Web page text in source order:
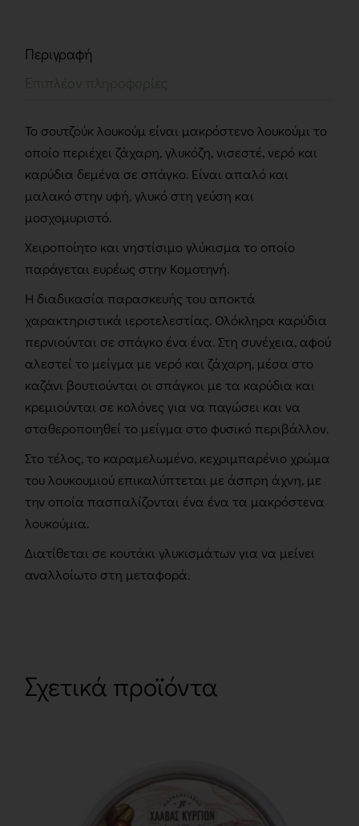
Περιγραφή
Το σουτζούκ λουκούμ είναι μακρόστενο λουκούμι το
οποίο περιέχει ζάχαρη, γλυκόζη, νισεστέ, νερό και
καρύδια δεμένα σε σπάγκο. Είναι απαλό και
μαλακό στην υφή, γλυκό στη γεύση και
μοσχομυριστό.
Χειροποίητο και νηστίσιμο γλύκισμα το οποίο
παράγεται ευρέως στην Κομοτηνή.
H διαδικασία παρασκευής του αποκτά
χαρακτηριστικά ιεροτελεστίας. Ολόκληρα καρύδια
περνιούνται σε σπάγκο ένα ένα. Στη συνέχεια, αφού
αλεστεί το μείγμα με νερό και ζάχαρη, μέσα στο
καζάνι βουτιούνται οι σπάγκοι με τα καρύδια και
κρεμιούνται σε κολόνες για να παγώσει και να
σταθεροποιηθεί το μείγμα στο φυσικό περιβάλλον.
Στο τέλος, το καραμελωμένο, κεχριμπαρένιο χρώμα
του λουκουμιού επικαλύπτεται με άσπρη άχνη, με
την οποία πασπαλίζονται ένα ένα τα μακρόστενα
λουκούμια.
Διατίθεται σε κουτάκι γλυκισμάτων για να μείνει
αναλλοίωτο στη μεταφορά.
Σχετικά προϊόντα